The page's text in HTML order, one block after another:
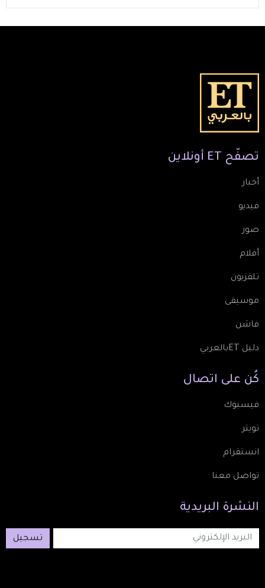
تصفّح ET أونلاين
أخبار
فيديو
صور
أفلام
تلفزيون
موسيقى
فاشن
دليل ETبالعربي
كُن على اتصال
فيسبوك
تويتر
انستقرام
تواصل معنا
النشرة البريدية
تسجيل